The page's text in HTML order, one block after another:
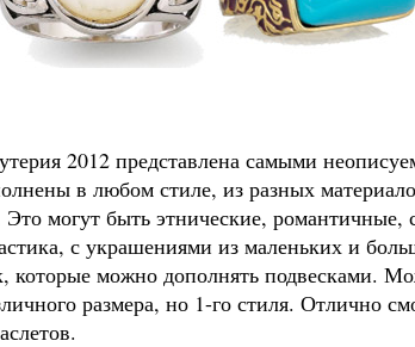
2012 представлена самыми
в любом стиле, из разных
могут быть этнические, романтичные,
с украшениями из маленьких и
можно дополнять подвесками.
размера, но 1-го стиля. Отлично